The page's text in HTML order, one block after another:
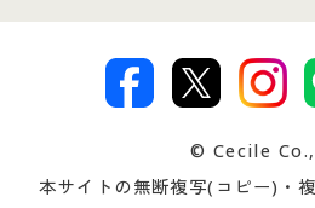
著作権・商標について 会
プレゼント＆キャンペーン サ
交換・返品は お
ついて
忘
© Cecile
本サイトの無断複写(コピー)・